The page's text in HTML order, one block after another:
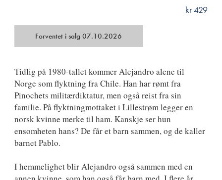
Forventet i salg 07.10.2026
kr 429
9788249531905
Tidlig på 1980-tallet kommer Alejandro alene til
Norge som flyktning fra Chile. Han har rømt fra
Pinochets militærdiktatur, men også reist fra sin
familie. På flyktningmottaket i Lillestrøm legger en
norsk kvinne merke til ham. Kanskje ser hun
ensomheten hans? De får et barn sammen, og de kaller
barnet Pablo.
I hemmelighet blir Alejandro også sammen med en